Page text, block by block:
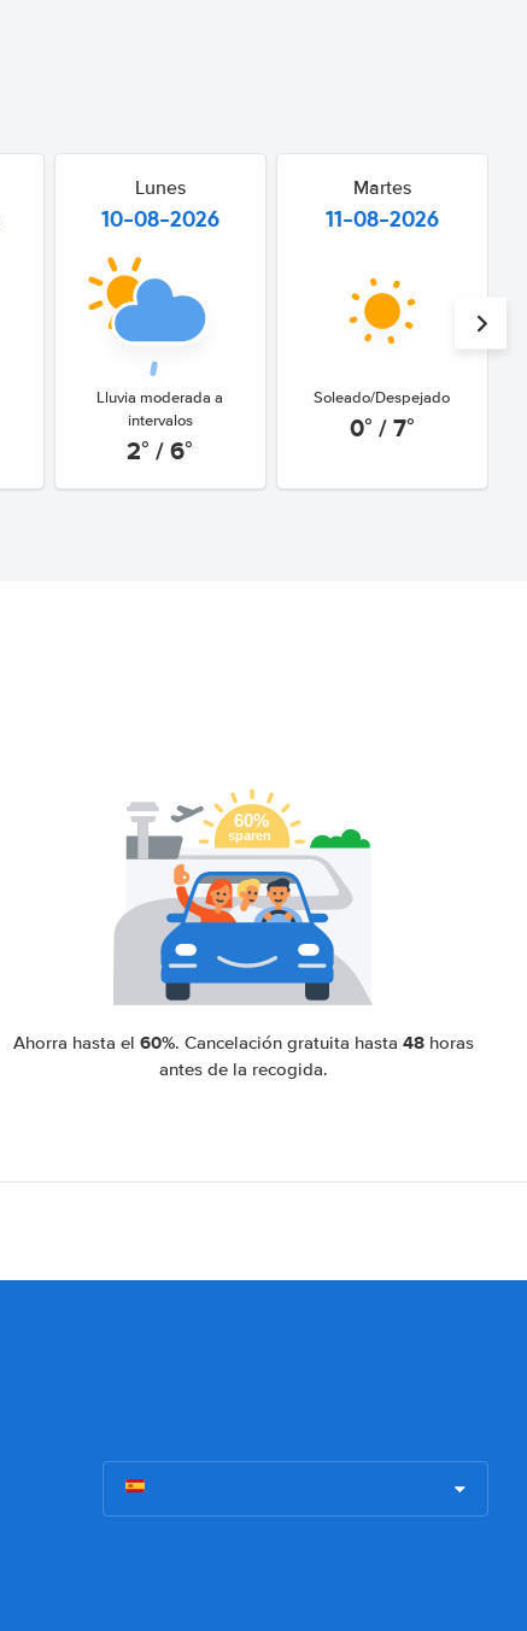
Lunes
10-08-2026
Lluvia moderada a
intervalos
2° / 6°
Martes
11-08-2026
Soleado/Despejado
0° / 7°
Ahorra hasta el 60%. Cancelación gratuita hasta 48horas
antes de la recogida.